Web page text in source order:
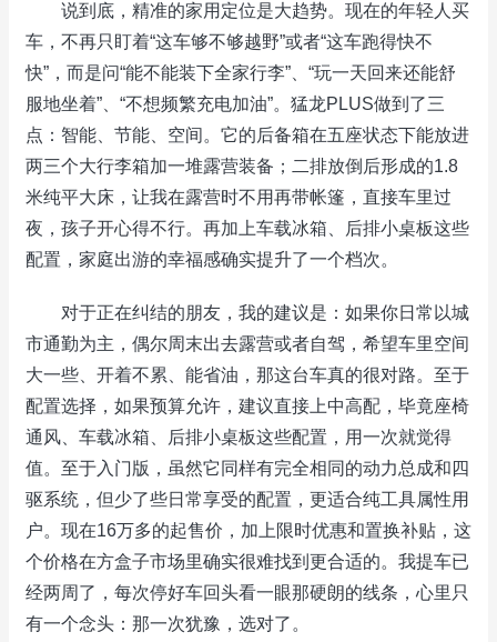
说到底，精准的家用定位是大趋势。现在的年轻人买
车，不再只盯着“这车够不够越野”或者“这车跑得快不
快”，而是问“能不能装下全家行李”、“玩一天回来还能舒
服地坐着”、“不想频繁充电加油”。猛龙PLUS做到了三
点：智能、节能、空间。它的后备箱在五座状态下能放进
两三个大行李箱加一堆露营装备；二排放倒后形成的1.8
米纯平大床，让我在露营时不用再带帐篷，直接车里过
夜，孩子开心得不行。再加上车载冰箱、后排小桌板这些
配置，家庭出游的幸福感确实提升了一个档次。
对于正在纠结的朋友，我的建议是：如果你日常以城
市通勤为主，偶尔周末出去露营或者自驾，希望车里空间
大一些、开着不累、能省油，那这台车真的很对路。至于
配置选择，如果预算允许，建议直接上中高配，毕竟座椅
通风、车载冰箱、后排小桌板这些配置，用一次就觉得
值。至于入门版，虽然它同样有完全相同的动力总成和四
驱系统，但少了些日常享受的配置，更适合纯工具属性用
户。现在16万多的起售价，加上限时优惠和置换补贴，这
个价格在方盒子市场里确实很难找到更合适的。我提车已
经两周了，每次停好车回头看一眼那硬朗的线条，心里只
有一个念头：那一次犹豫，选对了。